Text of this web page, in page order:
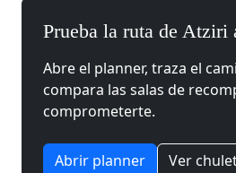
Prueba la ruta de Atziri
Abre el planner, traza el
compara las salas de
comprometerte.
Abrir planner Ver